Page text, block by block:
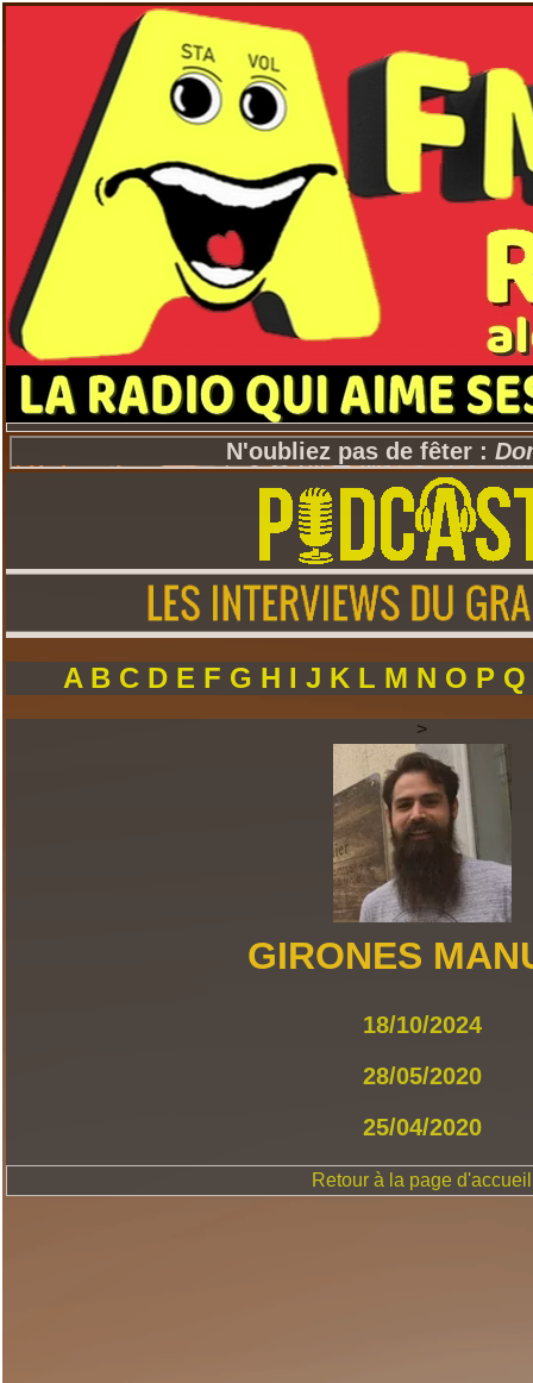
A B C D E F G H IJ K L M N O P
>
GIRONES
18/10/2024
28/05/2020
25/04/2020
Retour à la page d'accueil